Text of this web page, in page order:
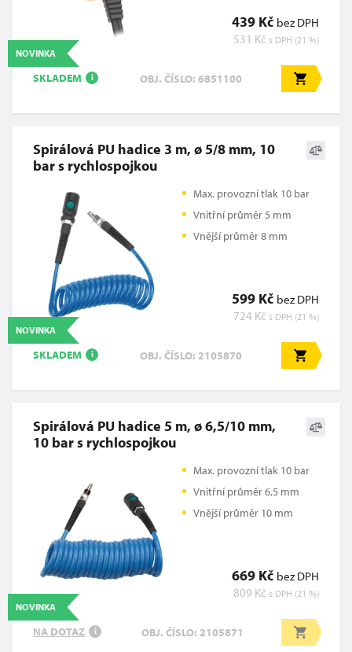
439 Kč bez DPH
531 Kč s DPH (21 %)
NOVINKA
SKLADEM i OBJ. ČÍSLO: 6851100
Spirálová PU hadice 3 m, ø 5/8 mm, 10
bar s rychlospojkou
Max. provozní tlak 10 bar
Vnitřní průměr 5 mm
Vnější průměr 8 mm
599 Kč bez DPH
724 Kč s DPH (21 %)
NOVINKA
SKLADEM i OBJ. ČÍSLO: 2105870
Spirálová PU hadice 5 m, ø 6,5/10 mm,
10 bar s rychlospojkou
Max. provozní tlak 10 bar
Vnitřní průměr 6,5 mm
Vnější průměr 10 mm
669 Kč bez DPH
809 Kč s DPH (21 %)
NOVINKA
NA DOTAZ i OBJ. ČÍSLO: 2105871